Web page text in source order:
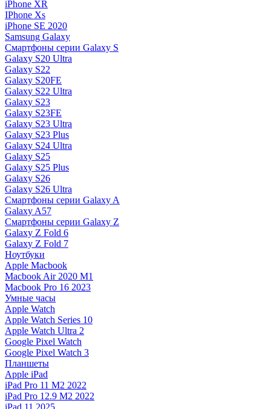
iPhone XR
IPhone Xs
iPhone SE 2020
Samsung Galaxy
Смартфоны серии Galaxy S
Galaxy S20 Ultra
Galaxy S22
Galaxy S20FE
Galaxy S22 Ultra
Galaxy S23
Galaxy S23FE
Galaxy S23 Ultra
Galaxy S23 Plus
Galaxy S24 Ultra
Galaxy S25
Galaxy S25 Plus
Galaxy S26
Galaxy S26 Ultra
Смартфоны серии Galaxy A
Galaxy A57
Смартфоны серии Galaxy Z
Galaxy Z Fold 6
Galaxy Z Fold 7
Ноутбуки
Apple Macbook
Macbook Air 2020 M1
Macbook Pro 16 2023
Умные часы
Apple Watch
Apple Watch Series 10
Apple Watch Ultra 2
Google Pixel Watch
Google Pixel Watch 3
Планшеты
Apple iPad
iPad Pro 11 M2 2022
iPad Pro 12.9 M2 2022
iPad 11 2025